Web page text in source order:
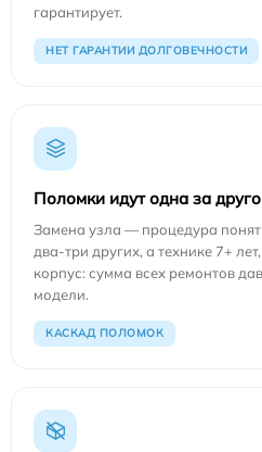
гарантирует.
НЕТ ГАРАНТИИ ДОЛГОВЕЧНОСТИ
Поломки идут одна за
Замена узла — процедура
два-три других, а технике 7+
корпус: сумма всех ремонтов
модели.
КАСКАД ПОЛОМОК